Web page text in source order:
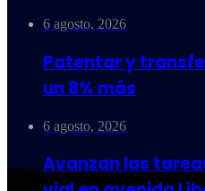
6 agosto, 2026
Patentar y
un 8% más
6 agosto, 2026
Avanzan las